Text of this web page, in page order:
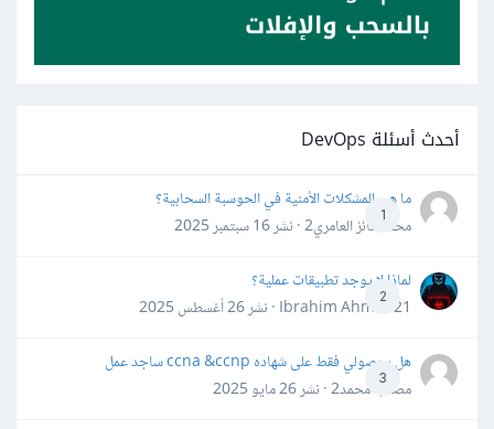
أحدث أسئلة DevOps
1
ما هي المشكلات الأمنية في الحوسبة السحابية؟
محمد فائز العامري2 · نشر
16 سبتمبر 2025
2
لماذا لا يوجد تطبيقات عملية؟
Ibrahim Ahmed21 · نشر
26 أغسطس 2025
3
هل بحصولي فقط على شهاده ccna &ccnp ساجد عمل
مصعب محمد2 · نشر
26 مايو 2025